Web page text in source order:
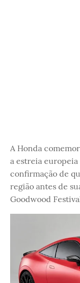
A Honda
a estreia europeia
confirmação de
região antes de
Goodwood